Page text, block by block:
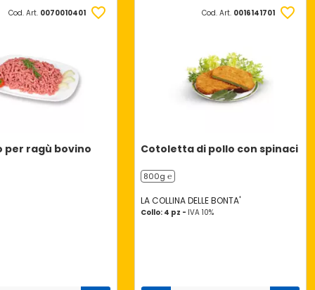
Cod. Art. 0070010401
per ragù bovino
Cod. Art. 0016141701
Cotoletta di pollo con spinaci
800g ℮
LA COLLINA DELLE BONTA'
Collo: 4 pz - IVA 10%